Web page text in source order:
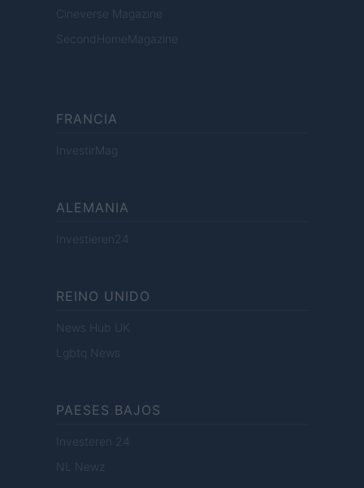
Cineverse Magazine
SecondHomeMagazine
FRANCIA
InvestirMag
ALEMANIA
Investieren24
REINO UNIDO
News Hub UK
Lgbtq News
PAESES BAJOS
Investeren 24
NL Newz